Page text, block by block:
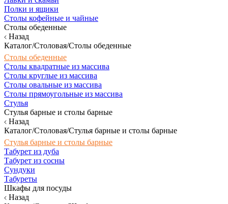
Полки и ящики
Столы кофейные и чайные
Столы обеденные
Назад
Каталог/Столовая/Столы обеденные
Столы обеденные
Столы квадратные из массива
Столы круглые из массива
Столы овальные из массива
Столы прямоугольные из массива
Стулья
Стулья барные и столы барные
Назад
Каталог/Столовая/Стулья барные и столы барные
Стулья барные и столы барные
Табурет из дуба
Табурет из сосны
Сундуки
Табуреты
Шкафы для посуды
Назад